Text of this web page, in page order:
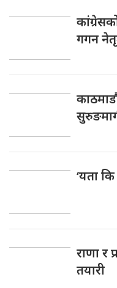
गगन
‘यता
राणा र
तयारी